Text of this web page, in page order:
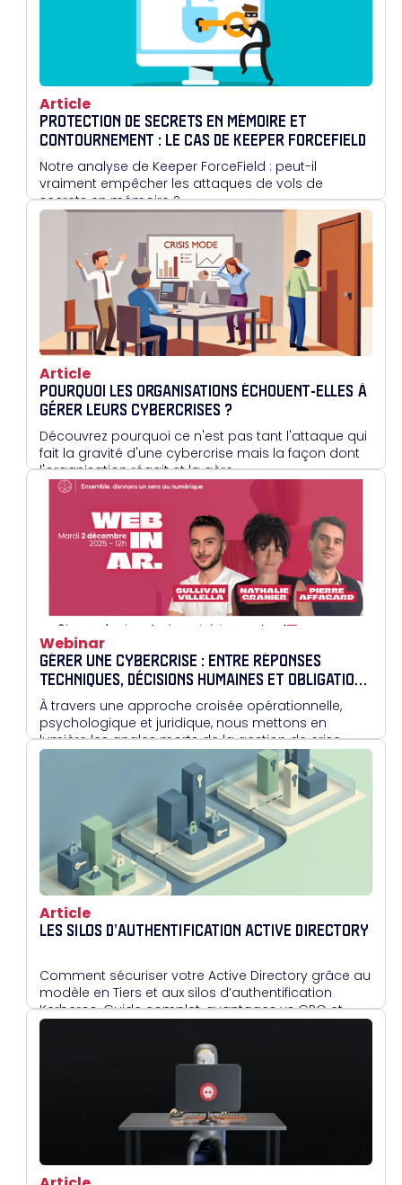
Article
PROTECTION DE SECRETS EN MÉMOIRE ET
CONTOURNEMENT : LE CAS DE KEEPER FORCEFIELD
Notre analyse de Keeper ForceField : peut-il
vraiment empêcher les attaques de vols de
secrets en mémoire ?
Article
POURQUOI LES ORGANISATIONS ÉCHOUENT-ELLES À
GÉRER LEURS CYBERCRISES ?
Découvrez pourquoi ce n'est pas tant l'attaque qui
fait la gravité d'une cybercrise mais la façon dont
l'organisation réagit et la gère.
Webinar
GÉRER UNE CYBERCRISE : ENTRE RÉPONSES
TECHNIQUES, DÉCISIONS HUMAINES ET OBLIGATIONS
JURIDIQUES
À travers une approche croisée opérationnelle,
psychologique et juridique, nous mettons en
lumière les angles morts de la gestion de crise,
pour mieux s’y préparer autrement.
Article
LES SILOS D’AUTHENTIFICATION ACTIVE DIRECTORY
Comment sécuriser votre Active Directory grâce au
modèle en Tiers et aux silos d’authentification
Kerberos. Guide complet, avantages vs GPO et
mise en œuvre.